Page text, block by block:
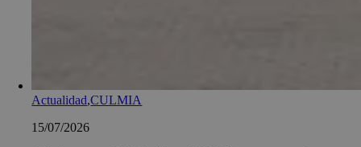
Actualidad,CULMIA
15/07/2026